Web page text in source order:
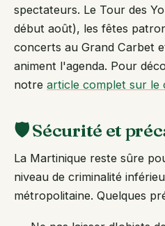
spectateurs. Le Tour des
début août), les fêtes
concerts au Grand Carbet
animent l'agenda. Pour
notre article complet sur le
🛡️ Sécurité et
La Martinique reste sûre
niveau de criminalité
métropolitaine. Quelques